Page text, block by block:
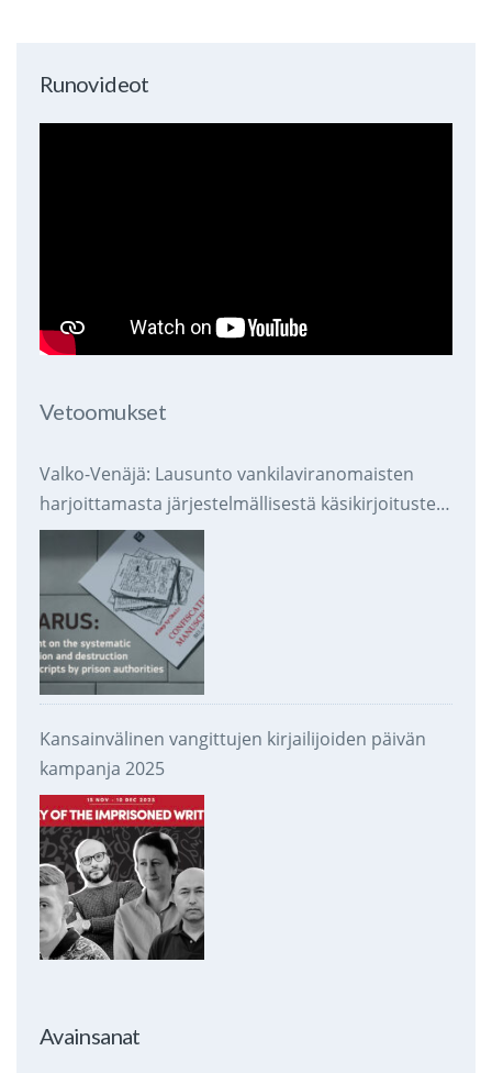
Runovideot
Vetoomukset
Valko-Venäjä: Lausunto vankilaviranomaisten
harjoittamasta järjestelmällisestä käsikirjoitusten
takavarikoinnista ja tuhoamisesta
Kansainvälinen vangittujen kirjailijoiden päivän
kampanja 2025
Avainsanat